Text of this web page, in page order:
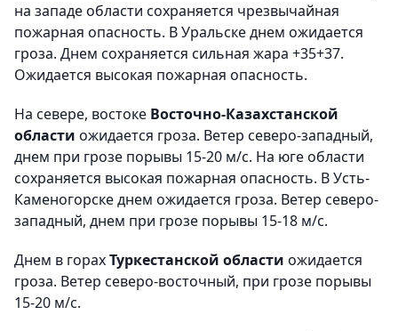
на западе области сохраняется чрезвычайная
пожарная опасность. В Уральске днем ожидается
гроза. Днем сохраняется сильная жара +35+37.
Ожидается высокая пожарная опасность.
На севере, востоке Восточно-Казахстанской
области ожидается гроза. Ветер северо-западный,
днем при грозе порывы 15-20 м/с. На юге области
сохраняется высокая пожарная опасность. В Усть-
Каменогорске днем ожидается гроза. Ветер северо-
западный, днем при грозе порывы 15-18 м/с.
Днем в горахТуркестанской области ожидается
гроза. Ветер северо-восточный, при грозе порывы
15-20 м/с.